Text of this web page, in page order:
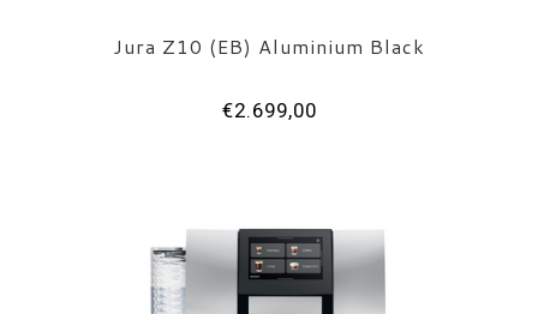
Jura Z10 (EB) Aluminium Black
€2.699,00